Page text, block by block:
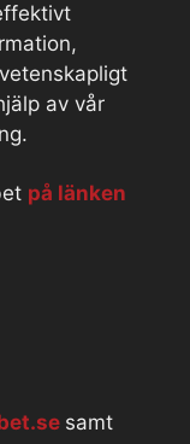
av vår
på länken
samt